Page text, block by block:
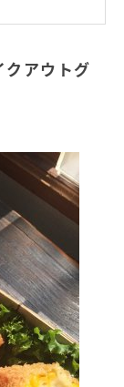
クアウトグ